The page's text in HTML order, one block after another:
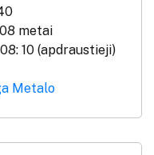
metai
10 (apdraustieji)
Metalo